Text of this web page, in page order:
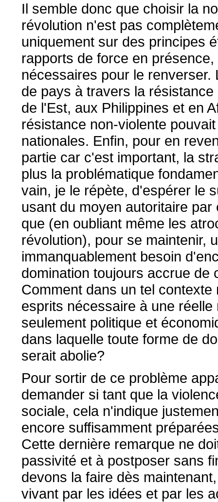
Il semble donc que choisir la
révolution n'est pas
uniquement sur des principes
rapports de force en
nécessaires pour le
de pays à travers la
de l'Est, aux Philippines et en
résistance non-violente
nationales. Enfin, pour en
partie car c'est important, la
plus la problématique
vain, je le répète, d'espérer le
usant du moyen autoritaire
que (en oubliant même les
révolution), pour se maintenir,
immanquablement besoin
domination toujours accrue de
Comment dans un tel
esprits nécessaire à une
seulement politique et
dans laquelle toute forme de
serait abolie?
Pour sortir de ce problème
demander si tant que la
sociale, cela n'indique
encore suffisamment
Cette dernière remarque ne
passivité et à postposer sans
devons la faire dès
vivant par les idées et par les